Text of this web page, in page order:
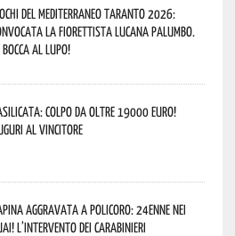
del Mediterraneo Taranto 2026:
la fiorettista lucana Palumbo.
bocca al lupo!
colpo da oltre 19000 Euro!
al vincitore
aggravata a Policoro: 24enne nei
L’intervento dei Carabinieri